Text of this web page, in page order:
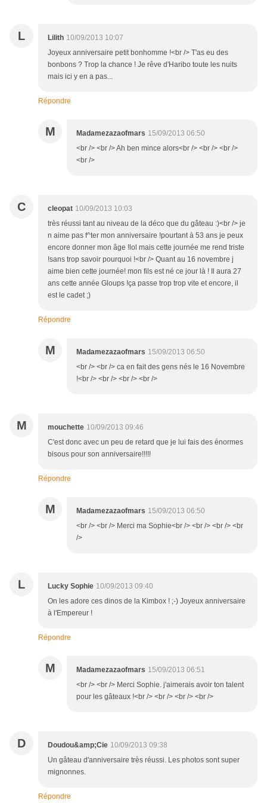
L Lilith 10/09/2013 10:07
Joyeux anniversaire petit bonhomme !<br /> T'as eu des
bonbons ? Trop la chance ! Je rêve d'Haribo toute les nuits
mais ici y en a pas...
Répondre
M Madamezazaofmars 15/09/2013 06:50
<br /> <br /> Ah ben mince alors<br /> <br /> <br />
<br />
C cleopat 10/09/2013 10:03
très réussi tant au niveau de la déco que du gâteau :)<br /> je
n aime pas f^ter mon anniversaire !pourtant à 53 ans je peux
encore donner mon âge !lol mais cette journée me rend triste
!sans trop savoir pourquoi !<br /> Quant au 16 novembre j
aime bien cette journée! mon fils est né ce jour là ! Il aura 27
ans cette année Gloups !ça passe trop trop vite et encore, il
est le cadet ;)
Répondre
M Madamezazaofmars 15/09/2013 06:50
<br /> <br /> ca en fait des gens nés le 16 Novembre
!<br /> <br /> <br /> <br />
M mouchette 10/09/2013 09:46
C'est donc avec un peu de retard que je lui fais des énormes
bisous pour son anniversaire!!!!!
Répondre
M Madamezazaofmars 15/09/2013 06:50
<br /> <br /> Merci ma Sophie<br /> <br /> <br /> <br
/>
L Lucky Sophie 10/09/2013 09:40
On les adore ces dinos de la Kimbox ! ;-) Joyeux anniversaire
à l'Empereur !
Répondre
M Madamezazaofmars 15/09/2013 06:51
<br /> <br /> Merci Sophie. j'aimerais avoir ton talent
pour les gâteaux !<br /> <br /> <br /> <br />
D Doudou&amp;Cie 10/09/2013 09:38
Un gâteau d'anniversaire très réussi. Les photos sont super
mignonnes.
Répondre